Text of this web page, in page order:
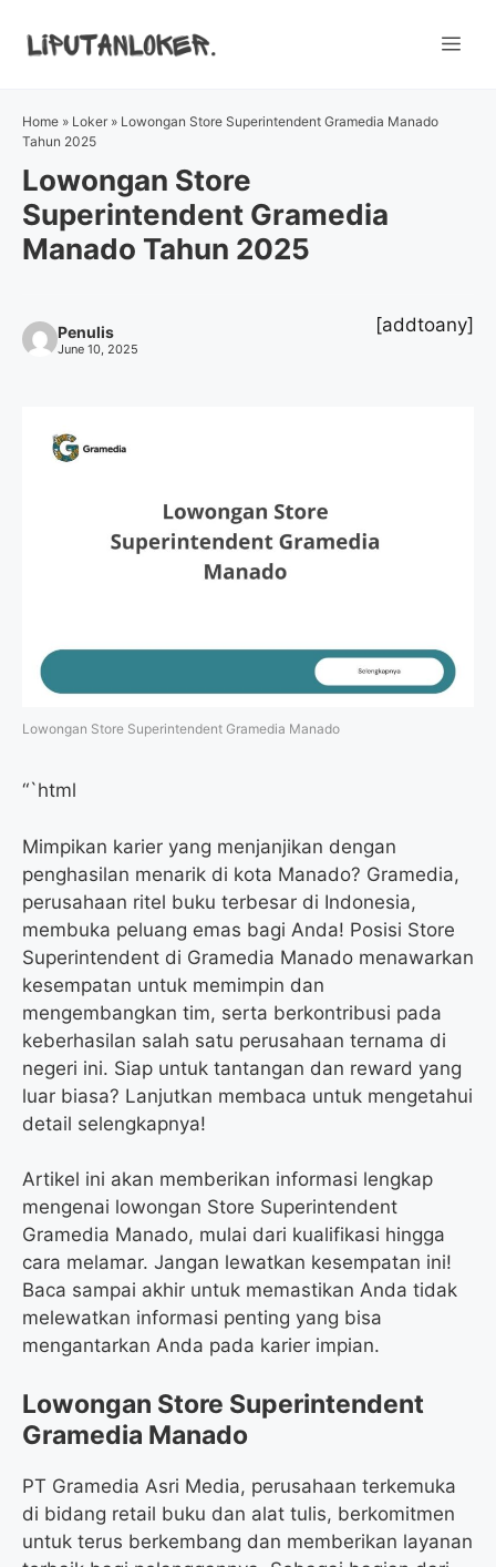
Home » Loker » Lowongan Store Superintendent Gramedia Manado
Tahun 2025
Lowongan Store
Superintendent Gramedia
Manado Tahun 2025
Penulis
June 10, 2025
[addtoany]
Lowongan Store Superintendent Gramedia Manado
“`html
Mimpikan karier yang menjanjikan dengan
penghasilan menarik di kota Manado? Gramedia,
perusahaan ritel buku terbesar di Indonesia,
membuka peluang emas bagi Anda! Posisi Store
Superintendent di Gramedia Manado menawarkan
kesempatan untuk memimpin dan
mengembangkan tim, serta berkontribusi pada
keberhasilan salah satu perusahaan ternama di
negeri ini. Siap untuk tantangan dan reward yang
luar biasa? Lanjutkan membaca untuk mengetahui
detail selengkapnya!
Artikel ini akan memberikan informasi lengkap
mengenai lowongan Store Superintendent
Gramedia Manado, mulai dari kualifikasi hingga
cara melamar. Jangan lewatkan kesempatan ini!
Baca sampai akhir untuk memastikan Anda tidak
melewatkan informasi penting yang bisa
mengantarkan Anda pada karier impian.
Lowongan Store Superintendent
Gramedia Manado
PT Gramedia Asri Media, perusahaan terkemuka
di bidang retail buku dan alat tulis, berkomitmen
untuk terus berkembang dan memberikan layanan